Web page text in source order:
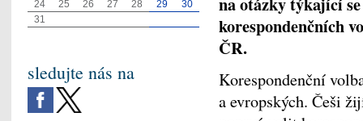
korespondenčních
ČR.
Korespondenční
a evropských. Češi
24
25 26 27 28 29
30
31
sledujte nás na